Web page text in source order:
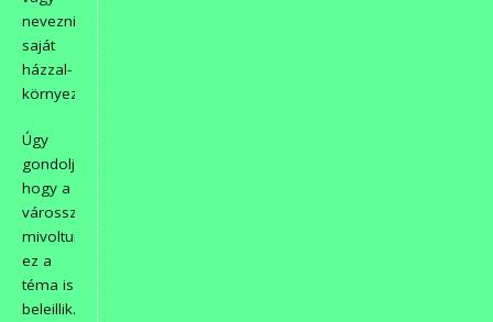
nevezni
saját
házzal-
környezettel.
Úgy
gondoljuk,
hogy a
városszépítős
mivoltunkba
ez a
téma is
beleillik.